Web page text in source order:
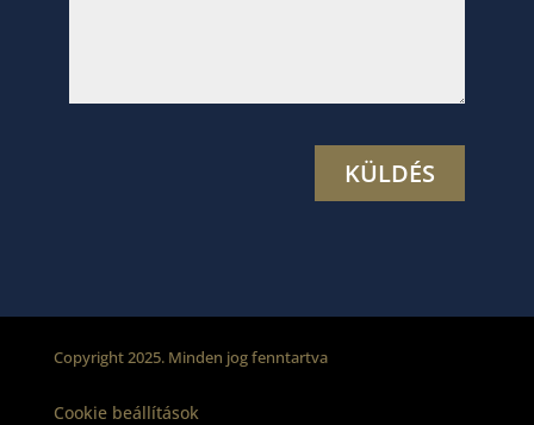
Copyright 2025. Minden jog fenntartva
Cookie beállítások